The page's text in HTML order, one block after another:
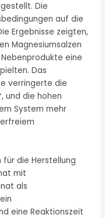
Die
auf die
Ergebnisse zeigten,
Magnesiumsalzen
eine
Das
verringerte die
und die hohen
System mehr
die Herstellung
mit
als
eine Reaktionszeit